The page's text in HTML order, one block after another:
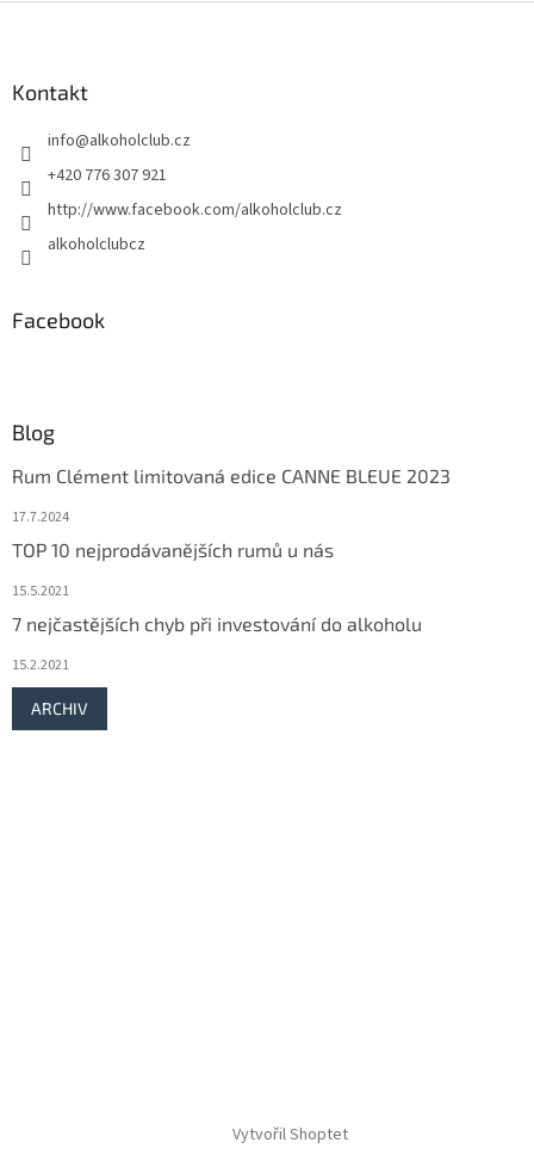
Kontakt
info@alkoholclub.cz
+420 776 307 921
http://www.facebook.com/alkoholclub.cz
alkoholclubcz
Facebook
Blog
Rum Clément limitovaná edice CANNE BLEUE 2023
17.7.2024
TOP 10 nejprodávanějších rumů u nás
15.5.2021
7 nejčastějších chyb při investování do alkoholu
15.2.2021
ARCHIV
Vytvořil Shoptet